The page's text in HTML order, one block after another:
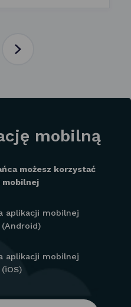
Następna
mobilną
możesz korzystać
mobilnej
aplikacji mobilnej
(Android)
aplikacji mobilnej